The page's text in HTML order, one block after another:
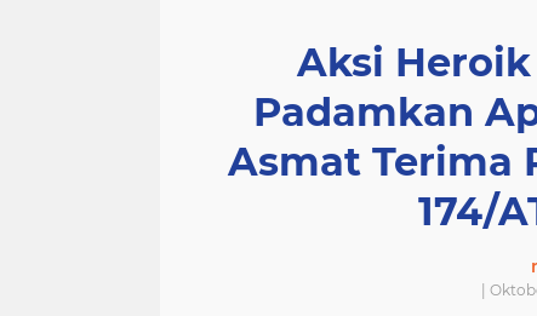
Aksi Heroik
Padamkan
Asmat Terima
174/
|